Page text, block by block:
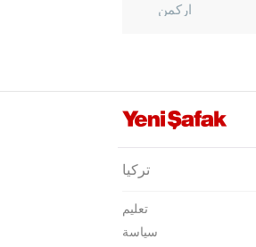
اركمن
غبجالار
تركيا
تعليم
سياسة